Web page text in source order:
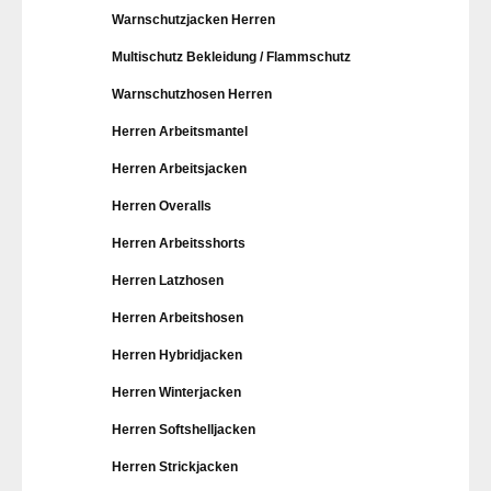
Warnschutzjacken Herren
Multischutz Bekleidung / Flammschutz
Warnschutzhosen Herren
Herren Arbeitsmantel
Herren Arbeitsjacken
Herren Overalls
Herren Arbeitsshorts
Herren Latzhosen
Herren Arbeitshosen
Herren Hybridjacken
Herren Winterjacken
Herren Softshelljacken
Herren Strickjacken